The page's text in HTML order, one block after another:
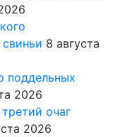
8 августа
поддельных
2026
очаг
2026